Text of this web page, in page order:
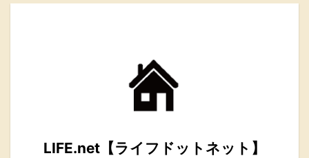
LIFE.net【ライフドットネット】